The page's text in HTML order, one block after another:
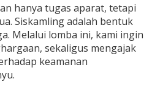
hanya tugas aparat, tetapi
Siskamling adalah bentuk
Melalui lomba ini, kami ingin
sekaligus mengajak
keamanan